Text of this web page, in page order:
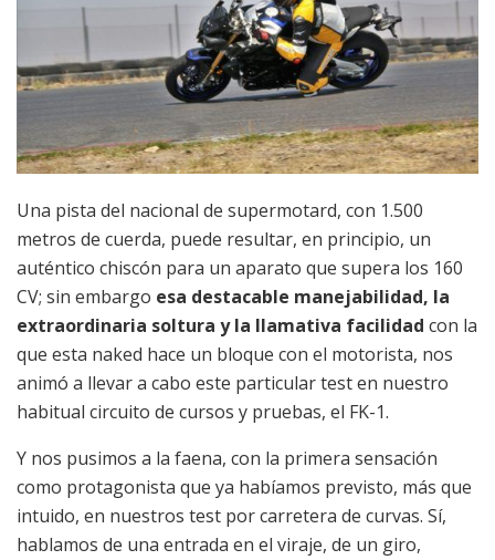
Una pista del nacional de supermotard, con 1.500
metros de cuerda, puede resultar, en principio, un
auténtico chiscón para un aparato que supera los 160
CV; sin embargo esa destacable manejabilidad, la
extraordinaria soltura y la llamativa facilidad con la
que esta naked hace un bloque con el motorista, nos
animó a llevar a cabo este particular test en nuestro
habitual circuito de cursos y pruebas, el FK-1.
Y nos pusimos a la faena, con la primera sensación
como protagonista que ya habíamos previsto, más que
intuido, en nuestros test por carretera de curvas. Sí,
hablamos de una entrada en el viraje, de un giro,